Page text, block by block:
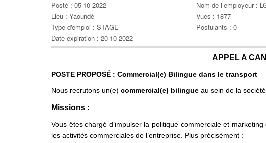
Posté : 05-10-2022
Nom de l’employeur :
Lieu : Yaoundé
Vues : 1877
Type d'emploi : STAGE
Postulants : 0
Date expiration : 20-10-2022
APPEL A
POSTE PROPOSÉ : Commercial(e) Bilingue dans le transport
Nous recrutons un(e) commercial(e) bilingue au sein de la société
Missions :
Vous êtes chargé d’impulser la politique commerciale et
les activités commerciales de l’entreprise. Plus précisément :